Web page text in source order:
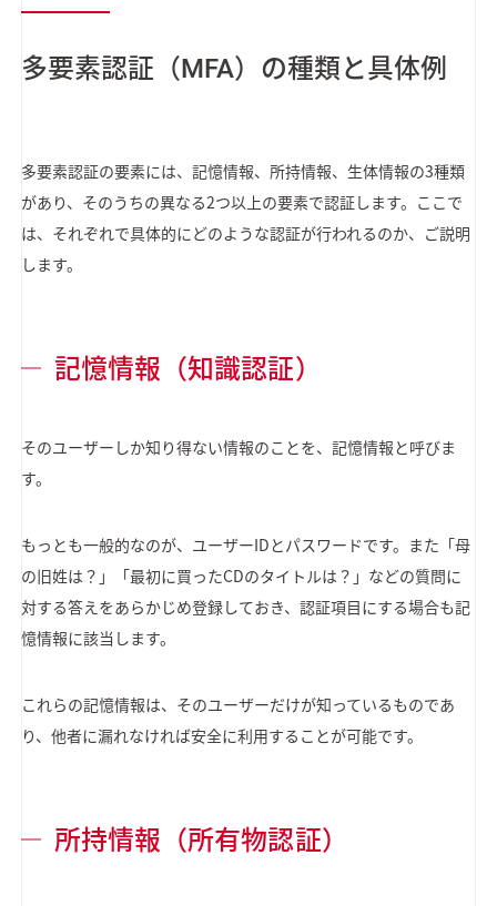
多要素認証（MFA）の種類と具体例
多要素認証の要素には、記憶情報、所持情報、生体情報の3種類
があり、そのうちの異なる2つ以上の要素で認証します。ここで
は、それぞれで具体的にどのような認証が行われるのか、ご説明
します。
記憶情報（知識認証）
そのユーザーしか知り得ない情報のことを、記憶情報と呼びま
す。
もっとも一般的なのが、ユーザーIDとパスワードです。また「母
の旧姓は？」「最初に買ったCDのタイトルは？」などの質問に
対する答えをあらかじめ登録しておき、認証項目にする場合も記
憶情報に該当します。
これらの記憶情報は、そのユーザーだけが知っているものであ
り、他者に漏れなければ安全に利用することが可能です。
所持情報（所有物認証）